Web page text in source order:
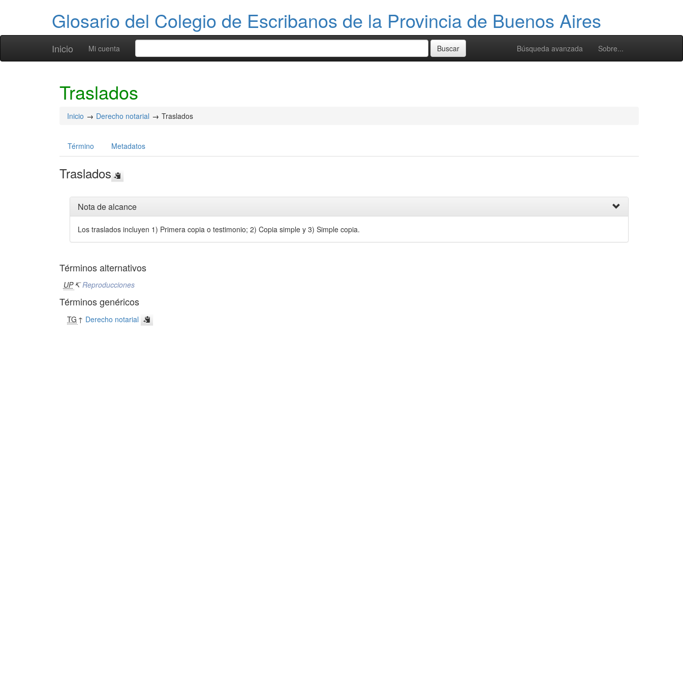
Glosario del Colegio de Escribanos de la Provincia de Buenos Aires
Inicio Búsqueda avanzada Sobre...
Mi cuenta
Traslados
Inicio Derecho notarial Traslados
Término Metadatos
Traslados
Nota de alcance
Los traslados incluyen 1) Primera copia o testimonio; 2) Copia simple y 3) Simple copia.
Términos alternativos
UP ↸Reproducciones
Términos genéricos
TG ↑ Derecho notarial